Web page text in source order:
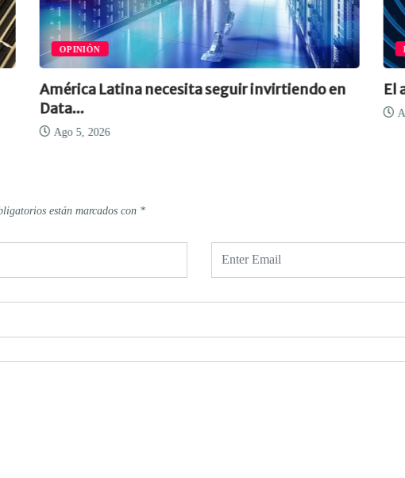
OPINIÓN
América Latina necesita seguir invirtiendo en
Data...
Ago 5, 2026
El
están marcados con *